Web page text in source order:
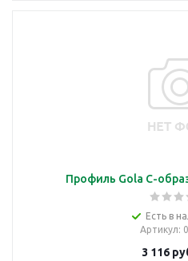
Профиль Gola C-
Есть в
Артикул:
3 116